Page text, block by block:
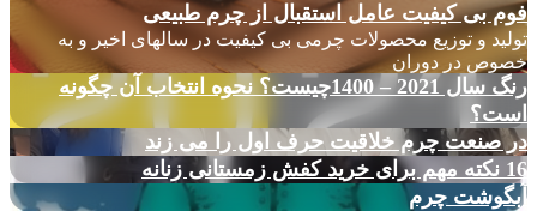
فوم بی کیفیت عامل استقبال از چرم طبیعی
تولید و توزیع محصولات چرمی بی کیفیت در سالهای اخیر و به
خصوص در دوران
رنگ سال 2021 – 1400چیست؟ نحوه انتخاب آن چگونه
است؟
در صنعت چرم خلاقیت حرف اول را می زند
16 نکته مهم برای خرید کفش زمستانی زنانه
آبگوشت چرم